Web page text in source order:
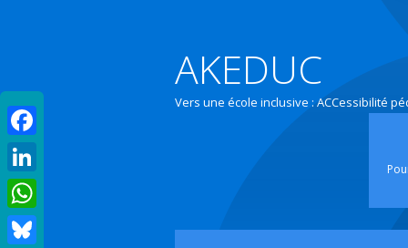
AKEDUC
Vers une école inclusive : ACCessibilité
Facebook
LinkedIn
WhatsApp